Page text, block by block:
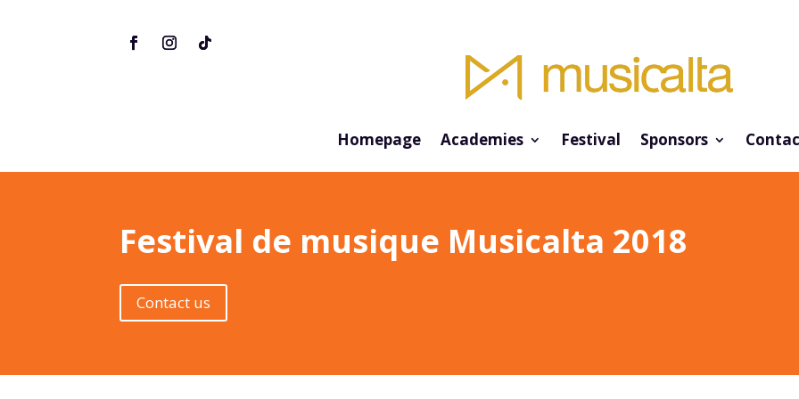
Homepage Academies Festival Sponsors
Festival de musique Musicalta 2018
Contact us